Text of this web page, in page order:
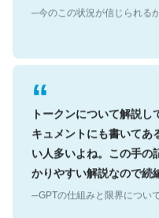
─今のこの状況が信じられる
トークンについて解説
キュメントにも書いてあ
い人多いよね。この手の
かりやすい解説なので続
─GPTの仕組みと限界につい